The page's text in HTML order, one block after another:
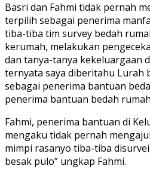
Basri dan Fahmi tidak pernah
terpilih sebagai penerima
tiba-tiba tim survey bedah
kerumah, melakukan
dan tanya-tanya kekeluargaan
ternyata saya diberitahu Lurah
sebagai penerima bantuan
penerima bantuan bedah
Fahmi, penerima bantuan di
mengaku tidak pernah
mimpi rasanyo tiba-tiba
besak pulo” ungkap Fahmi.